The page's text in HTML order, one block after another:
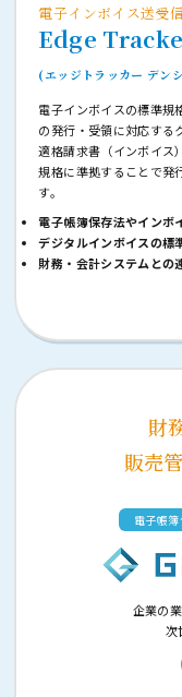
電子インボイス送受
Edge
(エッジトラッカー デン
電子インボイスの標準規
の発行・受領に対応する
適格請求書（インボイス
規格に準拠することで発
す。
電子帳簿保存法やインボ
デジタルインボイスの標
財務・会計システムとの
財
販売
電子帳
企業の
次